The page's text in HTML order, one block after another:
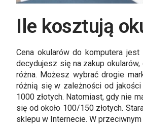
Ile kosztują
Cena okularów do komputera
decydujesz się na zakup
różna. Możesz wybrać drogie
różnią się w zależności od jakości
1000 złotych. Natomiast, gdy nie
się od około 100/150 złotych.
sklepu w Internecie. W